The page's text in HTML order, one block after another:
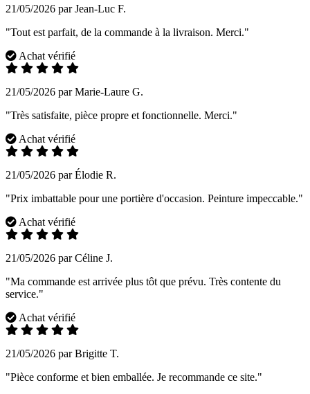
21/05/2026 par Jean-Luc F.
"Tout est parfait, de la commande à la livraison. Merci."
Achat vérifié
21/05/2026 par Marie-Laure G.
"Très satisfaite, pièce propre et fonctionnelle. Merci."
Achat vérifié
21/05/2026 par Élodie R.
"Prix imbattable pour une portière d'occasion. Peinture impeccable."
Achat vérifié
21/05/2026 par Céline J.
"Ma commande est arrivée plus tôt que prévu. Très contente du
service."
Achat vérifié
21/05/2026 par Brigitte T.
"Pièce conforme et bien emballée. Je recommande ce site."